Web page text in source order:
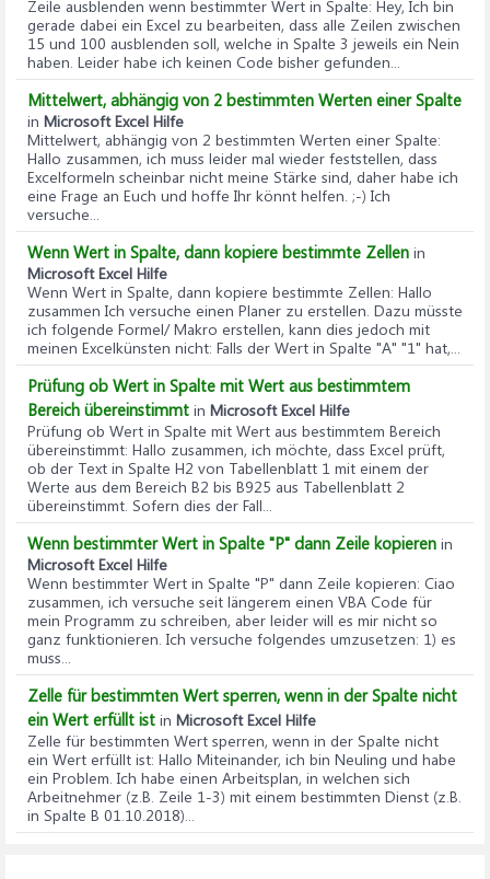
Zeile ausblenden wenn bestimmter Wert in Spalte: Hey, Ich bin
gerade dabei ein Excel zu bearbeiten, dass alle Zeilen zwischen
15 und 100 ausblenden soll, welche in Spalte 3 jeweils ein Nein
haben. Leider habe ich keinen Code bisher gefunden...
Mittelwert, abhängig von 2 bestimmten Werten einer Spalte
in Microsoft Excel Hilfe
Mittelwert, abhängig von 2 bestimmten Werten einer Spalte:
Hallo zusammen, ich muss leider mal wieder feststellen, dass
Excelformeln scheinbar nicht meine Stärke sind, daher habe ich
eine Frage an Euch und hoffe Ihr könnt helfen. ;-) Ich
versuche...
Wenn Wert in Spalte, dann kopiere bestimmte Zellen in
Microsoft Excel Hilfe
Wenn Wert in Spalte, dann kopiere bestimmte Zellen: Hallo
zusammen Ich versuche einen Planer zu erstellen. Dazu müsste
ich folgende Formel/ Makro erstellen, kann dies jedoch mit
meinen Excelkünsten nicht: Falls der Wert in Spalte "A" "1" hat,...
Prüfung ob Wert in Spalte mit Wert aus bestimmtem
Bereich übereinstimmt in Microsoft Excel Hilfe
Prüfung ob Wert in Spalte mit Wert aus bestimmtem Bereich
übereinstimmt: Hallo zusammen, ich möchte, dass Excel prüft,
ob der Text in Spalte H2 von Tabellenblatt 1 mit einem der
Werte aus dem Bereich B2 bis B925 aus Tabellenblatt 2
übereinstimmt. Sofern dies der Fall...
Wenn bestimmter Wert in Spalte "P" dann Zeile kopieren in
Microsoft Excel Hilfe
Wenn bestimmter Wert in Spalte "P" dann Zeile kopieren: Ciao
zusammen, ich versuche seit längerem einen VBA Code für
mein Programm zu schreiben, aber leider will es mir nicht so
ganz funktionieren. Ich versuche folgendes umzusetzen: 1) es
muss...
Zelle für bestimmten Wert sperren, wenn in der Spalte nicht
ein Wert erfüllt ist in Microsoft Excel Hilfe
Zelle für bestimmten Wert sperren, wenn in der Spalte nicht
ein Wert erfüllt ist: Hallo Miteinander, ich bin Neuling und habe
ein Problem. Ich habe einen Arbeitsplan, in welchen sich
Arbeitnehmer (z.B. Zeile 1-3) mit einem bestimmten Dienst (z.B.
in Spalte B 01.10.2018)...